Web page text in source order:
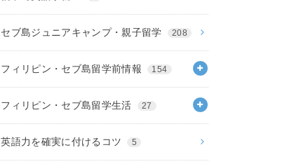
セブ島ジュニアキャンプ・親子留学 208
フィリピン・セブ島留学前情報 154
フィリピン・セブ島留学生活 27
英語力を確実に付けるコツ 5